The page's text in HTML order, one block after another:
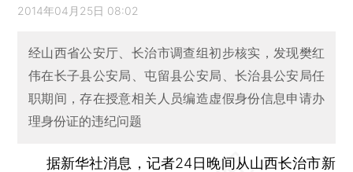
2014年04月25日 08:02
经山西省公安厅、长治市调查组初步核实，发现樊红
伟在长子县公安局、屯留县公安局、长治县公安局任
职期间，存在授意相关人员编造虚假身份信息申请办
理身份证的违纪问题
据新华社消息，记者24日晚间从山西长治市新